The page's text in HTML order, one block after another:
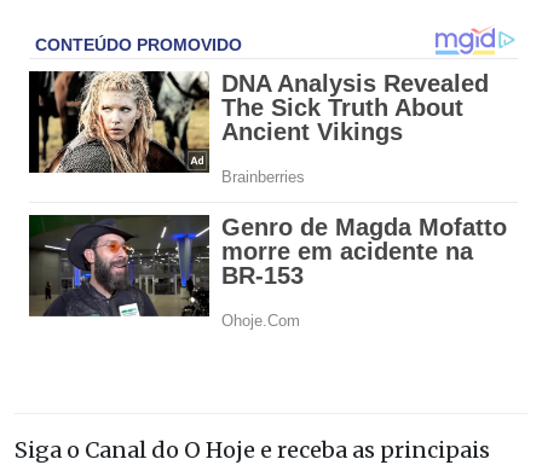
Siga o Canal do O Hoje e receba as principais